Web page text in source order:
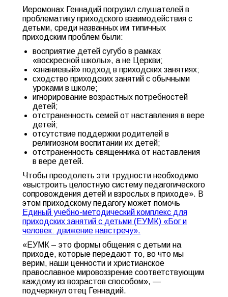
Иеромонах Геннадий погрузил слушателей в
проблематику приходского взаимодействия с
детьми, среди названных им типичных
приходским проблем были:
восприятие детей сугубо в рамках
«воскресной школы», а не Церкви;
«знаниевый» подход в приходских занятиях;
сходство приходских занятий с обычными
уроками в школе;
игнорирование возрастных потребностей
детей;
отстраненность семей от наставления в вере
детей;
отсутствие поддержки родителей в
религиозном воспитании их детей;
отстраненность священника от наставления
в вере детей.
Чтобы преодолеть эти трудности необходимо
«выстроить целостную систему педагогического
сопровождения детей и взрослых в приходе». В
этом приходскому педагогу может помочь
Единый учебно-методический комплекс для
приходских занятий с детьми (ЕУМК) «Бог и
человек: движение навстречу».
«ЕУМК – это формы общения с детьми на
приходе, которые передают то, во что мы
верим, наши ценности и христианское
православное мировоззрение соответствующим
каждому из возрастов способом», —
подчеркнул отец Геннадий.